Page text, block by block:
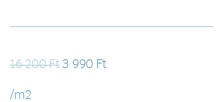
16 200Ft 3 990 Ft
/m2